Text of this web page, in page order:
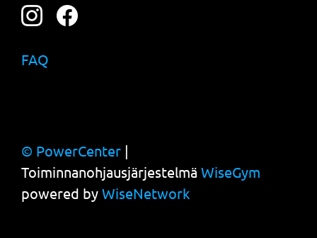
FAQ
© PowerCenter |
Toiminnanohjausjärjestelmä WiseGym
powered by WiseNetwork